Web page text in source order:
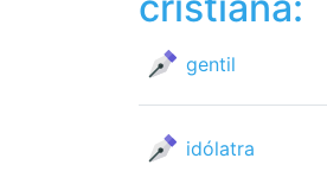
gentil
idólatra